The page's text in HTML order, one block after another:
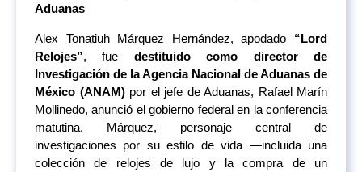
Aduanas
Alex Tonatiuh Márquez Hernández, apodado “Lord
Relojes”, fue destituido como director de
Investigación de la Agencia Nacional de Aduanas de
México (ANAM)por el jefe de Aduanas, Rafael Marín
Mollinedo, anunció el gobierno federal en la conferencia
matutina. Márquez, personaje central de
investigaciones por su estilo de vida —incluida una
colección de relojes de lujo y la compra de un